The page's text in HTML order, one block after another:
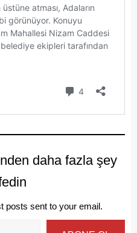
daha fazla şey
posts sent to your email.